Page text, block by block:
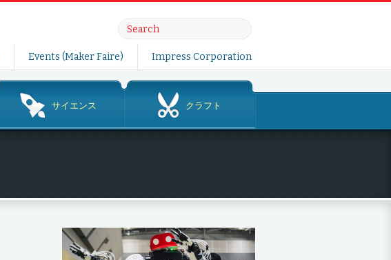
Events (Maker Faire) Impress Corporation
サイエンス クラフト